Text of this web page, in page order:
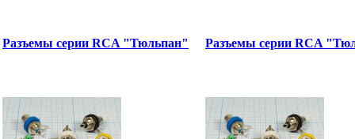
Разъемы серии RCA "Тюльпан" Разъемы серии RCA